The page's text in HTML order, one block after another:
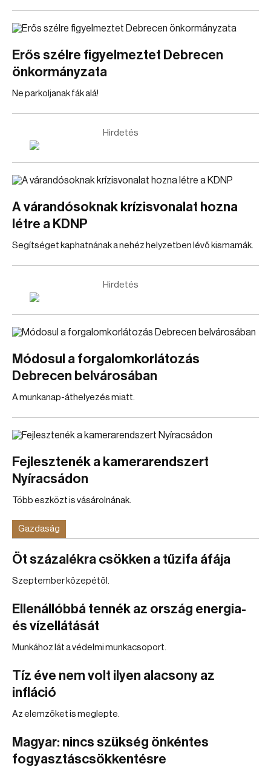
Erős szélre figyelmeztet Debrecen
önkormányzata
Ne parkoljanak fák alá!
Hirdetés
A várandósoknak krízisvonalat hozna
létre a KDNP
Segítséget kaphatnának a nehéz helyzetben lévő kismamák.
Hirdetés
Módosul a forgalomkorlátozás
Debrecen belvárosában
A munkanap-áthelyezés miatt.
Fejlesztenék a kamerarendszert
Nyíracsádon
Több eszközt is vásárolnának.
Gazdaság
Öt százalékra csökken a tűzifa áfája
Szeptember közepétől.
Ellenállóbbá tennék az ország energia-
és vízellátását
Munkához lát a védelmi munkacsoport.
Tíz éve nem volt ilyen alacsony az
infláció
Az elemzőket is meglepte.
Magyar: nincs szükség önkéntes
fogyasztáscsökkentésre